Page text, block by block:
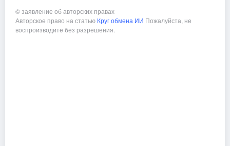
©заявление об авторских правах
Авторское право на статью Круг обмена ИИ Пожалуйста, не
воспроизводите без разрешения.